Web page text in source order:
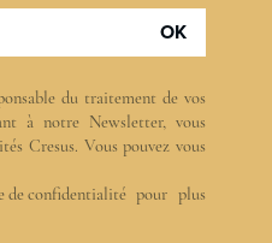
OK
du traitement de vos
à notre Newsletter, vous
Cresus. Vous pouvez vous
de confidentialitépour plus